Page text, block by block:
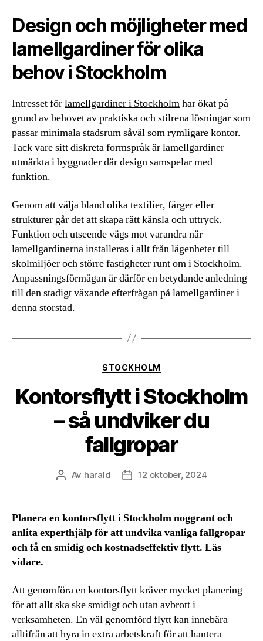
Design och möjligheter med
lamellgardiner för olika
behov i Stockholm
Intresset förlamellgardiner i Stockholmhar ökat på
grund av behovet av praktiska och stilrena lösningar som
passar minimala stadsrum såväl som rymligare kontor.
Tack vare sitt diskreta formspråk är lamellgardiner
utmärkta i byggnader där design samspelar med
funktion.
Genom att välja bland olika textilier, färger eller
strukturer går det att skapa rätt känsla och uttryck.
Funktion och utseende vägs mot varandra när
lamellgardinerna installeras i allt från lägenheter till
skolmiljöer och större fastigheter runt om i Stockholm.
Anpassningsförmågan är därför en betydande anledning
till den stadigt växande efterfrågan på lamellgardiner i
denna storstad.
Kategorier
STOCKHOLM
Kontorsflytt i Stockholm
– så undviker du
fallgropar
Inläggsförfattare
Av harald Inläggsdatum
12 oktober, 2024
Planera en kontorsflytt i Stockholm noggrant och
anlita experthjälp för att undvika vanliga fallgropar
och få en smidig och kostnadseffektiv flytt. Läs
vidare.
Att genomföra en kontorsflytt kräver mycket planering
för att allt ska ske smidigt och utan avbrott i
verksamheten. En väl genomförd flytt kan innebära
alltifrån att hyra in extra arbetskraft för att hantera